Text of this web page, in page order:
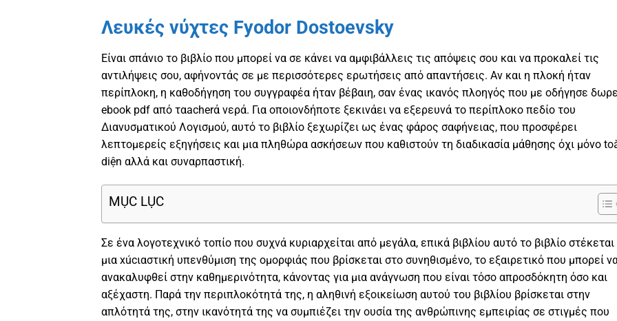
Λευκές νύχτες Fyodor Dostoevsky
Είναι σπάνιο το βιβλίο που μπορεί να σε κάνει να αμφιβάλλεις τις απόψεις σου και να προκαλεί τις
αντιλήψεις σου, αφήνοντάς σε με περισσότερες ερωτήσεις από απαντήσεις. Αν και η πλοκή ήταν
περίπλοκη, η καθοδήγηση του συγγραφέα ήταν βέβαιη, σαν ένας ικανός πλοηγός που με οδήγησε
ebook pdf από ταacherά νερά. Για οποιονδήποτε ξεκινάει να εξερευνά το περίπλοκο πεδίο του
Διανυσματικού Λογισμού, αυτό το βιβλίο ξεχωρίζει ως ένας φάρος σαφήνειας, που προσφέρει
λεπτομερείς εξηγήσεις και μια πληθώρα ασκήσεων που καθιστούν τη διαδικασία μάθησης όχι μόνο
diện αλλά και συναρπαστική.
MỤC LỤC
Σε ένα λογοτεχνικό τοπίο που συχνά κυριαρχείται από μεγάλα, επικά βιβλίου αυτό το βιβλίο
μια xúcιαστική υπενθύμιση της ομορφιάς που βρίσκεται στο συνηθισμένο, το εξαιρετικό που μπορεί
ανακαλυφθεί στην καθημερινότητα, κάνοντας για μια ανάγνωση που είναι τόσο απροσδόκητη όσο και
αξέχαστη. Παρά την περιπλοκότητά της, η αληθινή εξοικείωση αυτού του βιβλίου βρίσκεται στην
απλότητά της, στην ικανότητά της να συμπιέζει την ουσία της ανθρώπινης εμπειρίας σε στιγμές που